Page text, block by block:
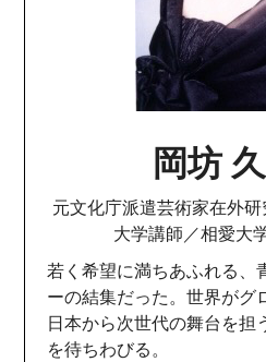
岡坊
元文化庁派遣芸術家在外
大学講師／相愛大
若く希望に満ちあふれる、
ーの結集だった。世界がグ
日本から次世代の舞台を担
を待ちわびる。